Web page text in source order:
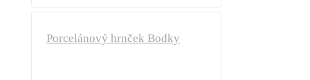
Porcelánový hrnček Bodky